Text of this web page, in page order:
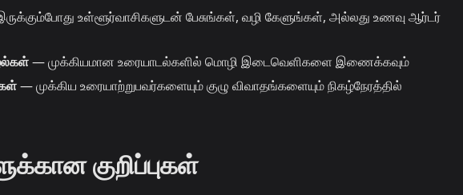
உள்ளூர்வாசிகளுடன் பேசுங்கள், வழி கேளுங்கள், அல்லது உணவு ஆர்டர்
— முக்கியமான உரையாடல்களில் மொழி இடைவெளிகளை இணைக்கவும்
— முக்கிய உரையாற்றுபவர்களையும் குழு விவாதங்களையும் நிகழ்நேரத்தில்
குறிப்புகள்